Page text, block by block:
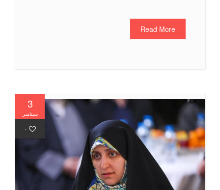
Read More
3
سپتامبر